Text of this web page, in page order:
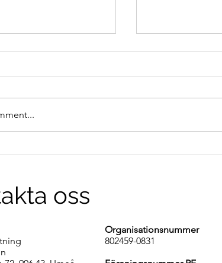
oss
Organisationsnummer
802459-0831